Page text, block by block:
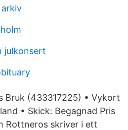
julkonsert
Bruk (433317225) • Vykort
• Skick: Begagnad Pris
Rottneros skriver i ett